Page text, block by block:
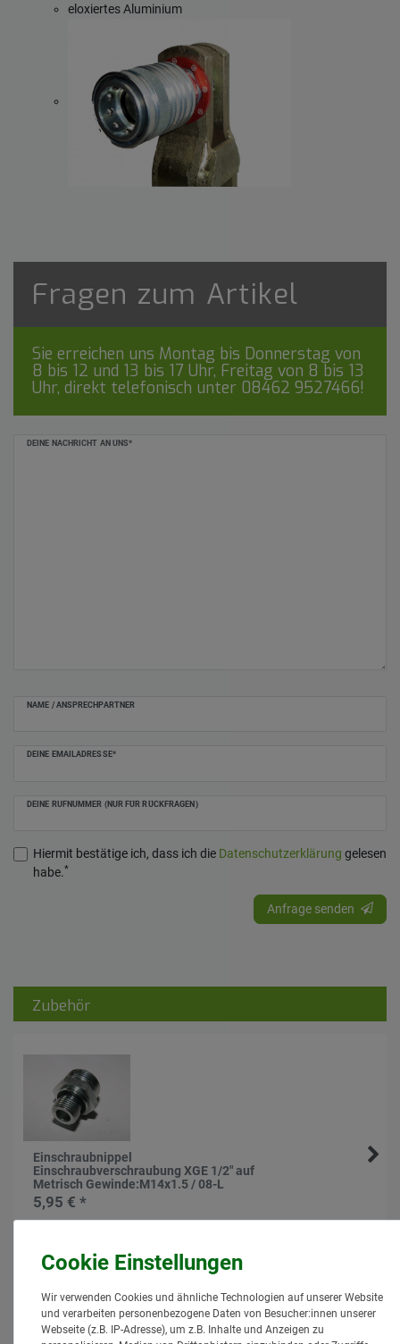
eloxiertes Aluminium
Fragen zum Artikel
Sie erreichen uns Montag bis Donnerstag von
8 bis 12 und 13 bis 17 Uhr, Freitag von 8 bis 13
Uhr, direkt telefonisch unter 08462 9527466!
DEINE NACHRICHT AN UNS*
NAME / ANSPRECHPARTNER
DEINE EMAILADRESSE*
DEINE RUFNUMMER (NUR FÜR RÜCKFRAGEN)
Hiermit bestätige ich, dass ich die Daten­schutz­erklärung gelesen
habe.*
Ceres::Template.mailFormHoneypotLabel
Anfrage senden
Zubehör
Einschraubnippel
Einschraubverschraubung XGE 1/2" auf
Metrisch Gewinde:M14x1.5 / 08-L
5,95 € *
Ähnlich
Wir verwenden Cookies und ähnliche Technologien auf unserer Website
und verarbeiten personenbezogene Daten von Besucher:innen unserer
Webseite (z.B. IP-Adresse), um z.B. Inhalte und Anzeigen zu